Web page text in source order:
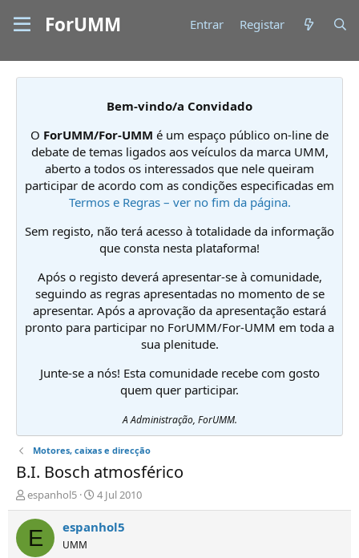
ForUMM Entrar Registar
Bem-vindo/a Convidado
O ForUMM/For-UMM é um espaço público on-line de
debate de temas ligados aos veículos da marca UMM,
aberto a todos os interessados que nele queiram
participar de acordo com as condições especificadas em
Termos e Regras – ver no fim da página.
Sem registo, não terá acesso à totalidade da informação
que consta nesta plataforma!
Após o registo deverá apresentar-se à comunidade,
seguindo as regras apresentadas no momento de se
apresentar. Após a aprovação da apresentação estará
pronto para participar no ForUMM/For-UMM em toda a
sua plenitude.
Junte-se a nós! Esta comunidade recebe com gosto
quem quer participar.
A Administração, ForUMM.
Motores, caixas e direcção
B.I. Bosch atmosférico
I
n
i
i
espanhol5
D
a
t
4 Jul 2010
E espanhol5
UMM